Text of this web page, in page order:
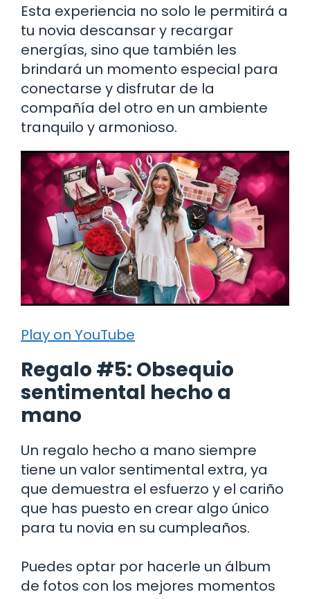
Esta experiencia no solo le permitirá a
tu novia descansar y recargar
energías, sino que también les
brindará un momento especial para
conectarse y disfrutar de la
compañía del otro en un ambiente
tranquilo y armonioso.
Play on YouTube
Regalo #5: Obsequio
sentimental hecho a
mano
Un regalo hecho a mano siempre
tiene un valor sentimental extra, ya
que demuestra el esfuerzo y el cariño
que has puesto en crear algo único
para tu novia en su cumpleaños.
Puedes optar por hacerle un álbum
de fotos con los mejores momentos